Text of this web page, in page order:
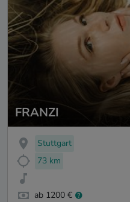
FRANZI
Stuttgart
73 km
ab 1200 €